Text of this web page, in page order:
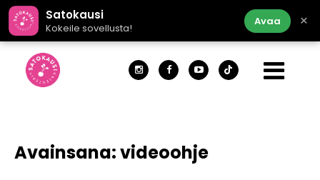
Satokausi
Kokeile sovellusta!
Avaa ×
Avainsana:videoohje